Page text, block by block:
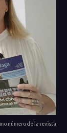
número de la revista